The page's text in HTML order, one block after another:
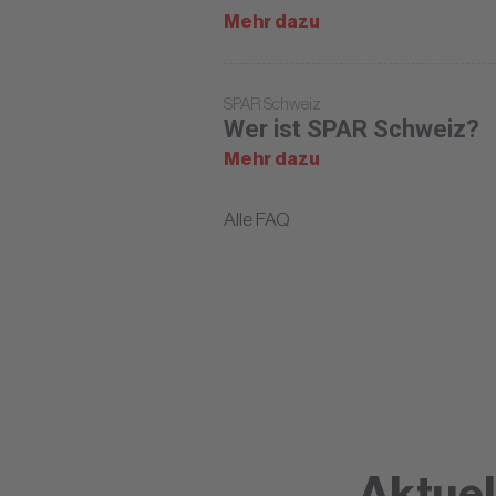
Mehr dazu
SPAR Schweiz
Wer ist SPAR Schweiz?
Mehr dazu
Alle FAQ